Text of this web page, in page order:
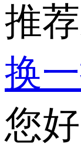
推
换
您